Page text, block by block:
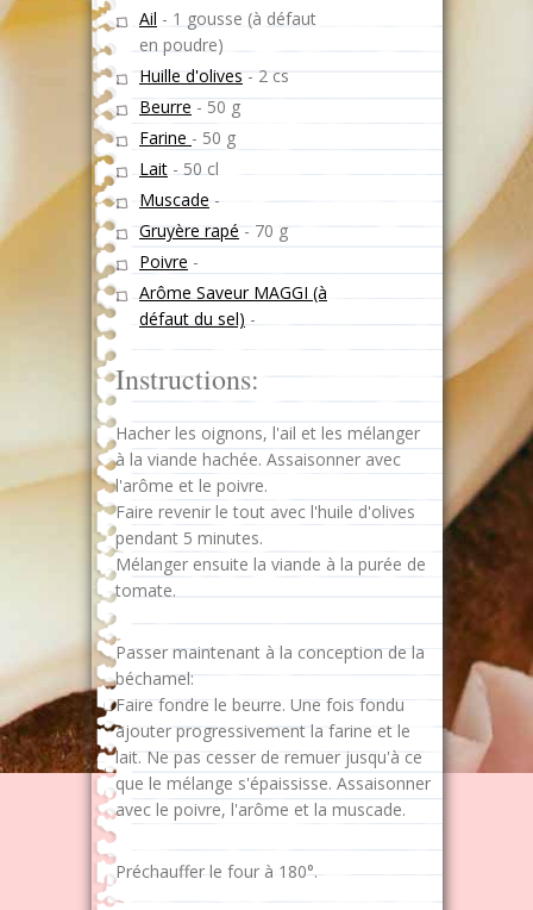
Ail - 1 gousse (à défaut
en poudre)
Huille d'olives - 2 cs
Beurre-50 g
Farine - 50 g
Lait-50 cl
Muscade -
Gruyère rapé - 70 g
Poivre -
Arôme Saveur MAGGI (à
défaut du sel)-
Instructions:
Hacher les oignons, l'ail et les mélanger
à la viande hachée. Assaisonner avec
l'arôme et le poivre.
Faire revenir le tout avec l'huile d'olives
pendant 5 minutes.
Mélanger ensuite la viande à la purée de
tomate.
Passer maintenant à la conception de la
béchamel:
Faire fondre le beurre. Une fois fondu
ajouter progressivement la farine et le
lait. Ne pas cesser de remuer jusqu'à ce
que le mélange s'épaississe. Assaisonner
avec le poivre, l'arôme et la muscade.
Préchauffer le four à 180°.